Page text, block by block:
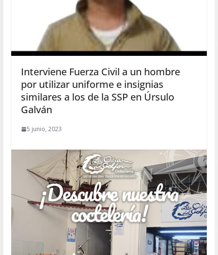
Interviene Fuerza Civil a un hombre
por utilizar uniforme e insignias
similares a los de la SSP en Úrsulo
Galván
5 junio, 2023